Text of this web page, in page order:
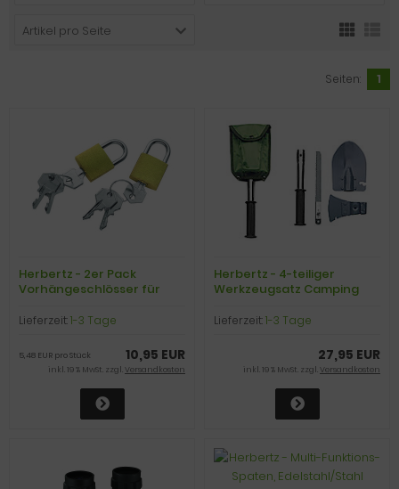
Artikel pro Seite
Seiten: 1
Herbertz - 2er Pack
Vorhängeschlösser für
Lieferzeit:1-3 Tage
10,95 EUR
5,48 EUR pro Stück
inkl. 19 % MwSt. zzgl.Versandkosten
Herbertz - 4-teiliger
Werkzeugsatz Camping
Lieferzeit:1-3 Tage
27,95 EUR
inkl. 19 % MwSt. zzgl.Versandkosten